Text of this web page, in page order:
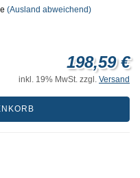
(Ausland abweichend)
198,59 €
inkl. 19% MwSt. zzgl. Versand